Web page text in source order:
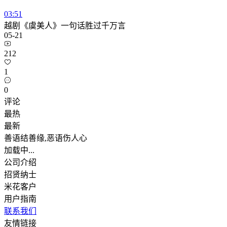
03:51
越剧《虞美人》一句话胜过千万言
05-21
212
1
0
评论
最热
最新
善语结善缘,恶语伤人心
加载中...
公司介绍
招贤纳士
米花客户
用户指南
联系我们
友情链接